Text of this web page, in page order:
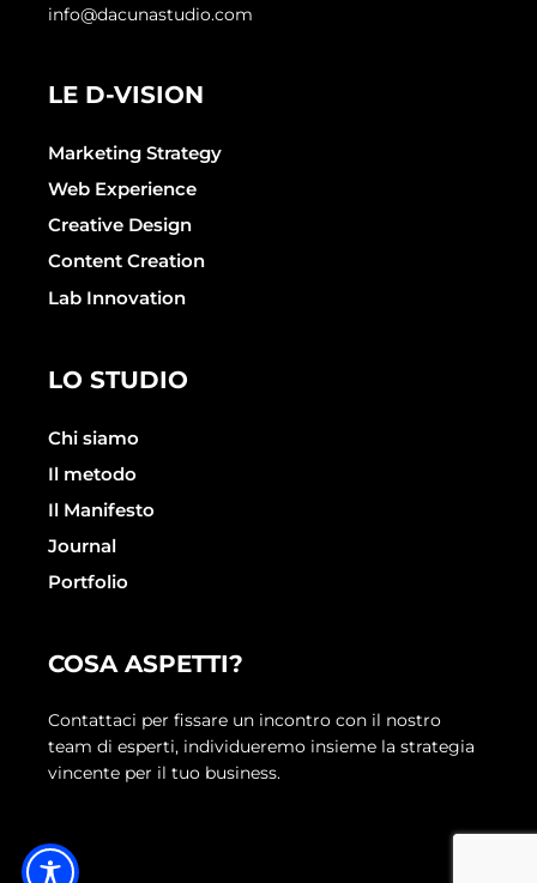
info@dacunastudio.com
LE D-VISION
Marketing Strategy
Web Experience
Creative Design
Content Creation
Lab Innovation
LO STUDIO
Chi siamo
Il metodo
Il Manifesto
Journal
Portfolio
COSA ASPETTI?
Contattaci per fissare un incontro con il nostro
team di esperti, individueremo insieme la strategia
vincente per il tuo business.